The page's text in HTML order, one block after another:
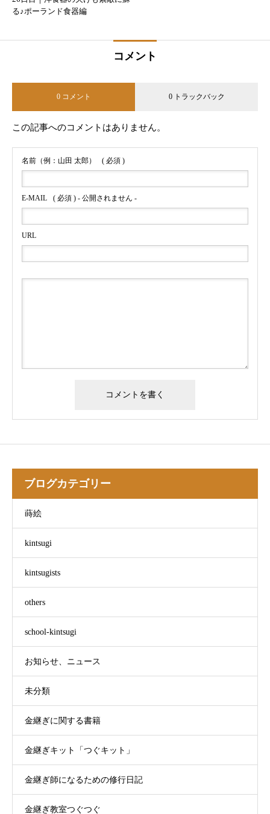
る♪ポーランド食器編
コメント
0 コメント 0 トラックバック
この記事へのコメントはありません。
名前（例：山田 太郎） ( 必須 )
E-MAIL ( 必須 ) - 公開されません -
URL
ブログカテゴリー
蒔絵
kintsugi
kintsugists
others
school-kintsugi
お知らせ、ニュース
未分類
金継ぎに関する書籍
金継ぎキット「つぐキット」
金継ぎ師になるための修行日記
金継ぎ教室つぐつぐ